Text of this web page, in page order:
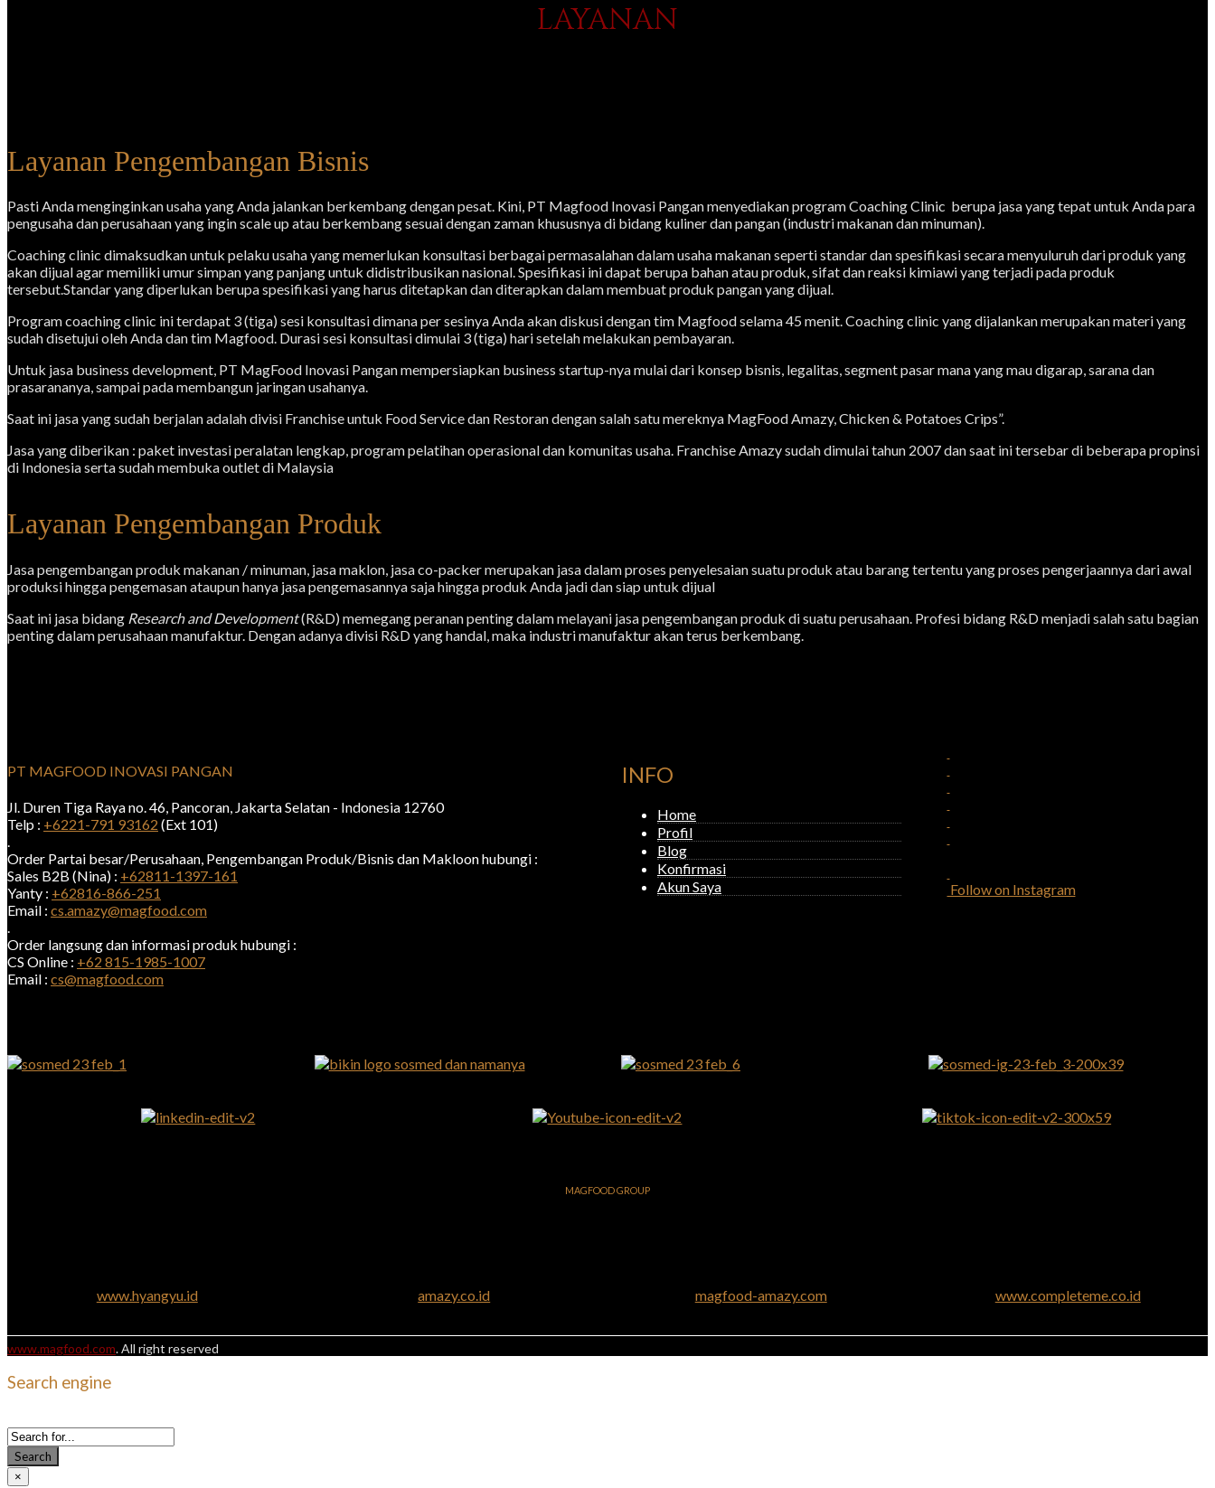
LAYANAN
Layanan Pengembangan Bisnis
Pasti Anda menginginkan usaha yang Anda jalankan berkembang dengan pesat. Kini, PT Magfood Inovasi Pangan menyediakan program Coaching Clinic berupa jasa yang tepat untuk Anda para
pengusaha dan perusahaan yang ingin scale up atau berkembang sesuai dengan zaman khususnya di bidang kuliner dan pangan (industri makanan dan minuman).
Coaching clinic dimaksudkan untuk pelaku usaha yang memerlukan konsultasi berbagai permasalahan dalam usaha makanan seperti standar dan spesifikasi secara menyuluruh dari produk yang
akan dijual agar memiliki umur simpan yang panjang untuk didistribusikan nasional. Spesifikasi ini dapat berupa bahan atau produk, sifat dan reaksi kimiawi yang terjadi pada produk
tersebut.Standar yang diperlukan berupa spesifikasi yang harus ditetapkan dan diterapkan dalam membuat produk pangan yang dijual.
Program coaching clinic ini terdapat 3 (tiga) sesi konsultasi dimana per sesinya Anda akan diskusi dengan tim Magfood selama 45 menit. Coaching clinic yang dijalankan merupakan materi yang
sudah disetujui oleh Anda dan tim Magfood. Durasi sesi konsultasi dimulai 3 (tiga) hari setelah melakukan pembayaran.
Untuk jasa business development, PT MagFood Inovasi Pangan mempersiapkan business startup-nya mulai dari konsep bisnis, legalitas, segment pasar mana yang mau digarap, sarana dan
prasarananya, sampai pada membangun jaringan usahanya.
Saat ini jasa yang sudah berjalan adalah divisi Franchise untuk Food Service dan Restoran dengan salah satu mereknya MagFood Amazy, Chicken & Potatoes Crips”.
Jasa yang diberikan : paket investasi peralatan lengkap, program pelatihan operasional dan komunitas usaha. Franchise Amazy sudah dimulai tahun 2007 dan saat ini tersebar di beberapa propinsi
di Indonesia serta sudah membuka outlet di Malaysia
Layanan Pengembangan Produk
Jasa pengembangan produk makanan / minuman, jasa maklon, jasa co-packer merupakan jasa dalam proses penyelesaian suatu produk atau barang tertentu yang proses pengerjaannya dari awal
produksi hingga pengemasan ataupun hanya jasa pengemasannya saja hingga produk Anda jadi dan siap untuk dijual
Saat ini jasa bidang Research and Development(R&D) memegang peranan penting dalam melayani jasa pengembangan produk di suatu perusahaan. Profesi bidang R&D menjadi salah satu bagian
penting dalam perusahaan manufaktur. Dengan adanya divisi R&D yang handal, maka industri manufaktur akan terus berkembang.
PT MAGFOOD INOVASI PANGAN
Jl. Duren Tiga Raya no. 46, Pancoran, Jakarta Selatan - Indonesia 12760
Telp : +6221-791 93162 (Ext 101)
.
Order Partai besar/Perusahaan, Pengembangan Produk/Bisnis dan Makloon hubungi :
Sales B2B (Nina) : +62811-1397-161
Yanty : +62816-866-251
Email : cs.amazy@magfood.com
.
Order langsung dan informasi produk hubungi :
CS Online : +62 815-1985-1007
Email : cs@magfood.com
INFO
Home
Profil
Blog
Konfirmasi
Akun Saya
Follow on Instagram
MAGFOOD GROUP
www.hyangyu.id amazy.co.id magfood-amazy.com www.completeme.co.id
www.magfood.com. All right reserved
Search engine
Search
×